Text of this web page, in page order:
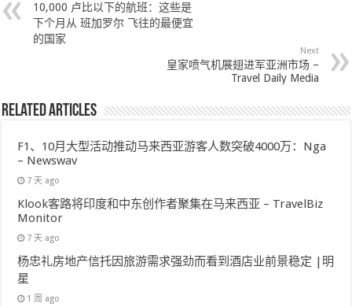
10,000 卢比以下的航班：这些是
下个月从 班加罗尔 飞往的最便宜
的国家
Next
皇家喷气机展翅进军亚洲市场 –
Travel Daily Media
Related Articles
F1、10月大型活动推动马来西亚游客人数突破4000万：Nga
– Newswav
7 天 ago
Klook客路将印度和中东创作者聚集在马来西亚 – TravelBiz
Monitor
7 天 ago
杨忠礼房地产信托因旅游需求强劲而看到酒店业前景稳定 |明
星
1 周 ago